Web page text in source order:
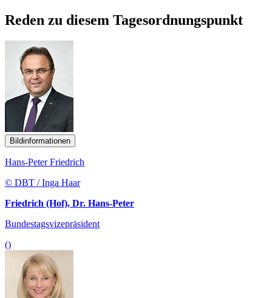
Reden zu diesem Tagesordnungspunkt
Bildinformationen
Hans-Peter Friedrich
© DBT / Inga Haar
Friedrich (Hof), Dr. Hans-Peter
Bundestagsvizepräsident
()